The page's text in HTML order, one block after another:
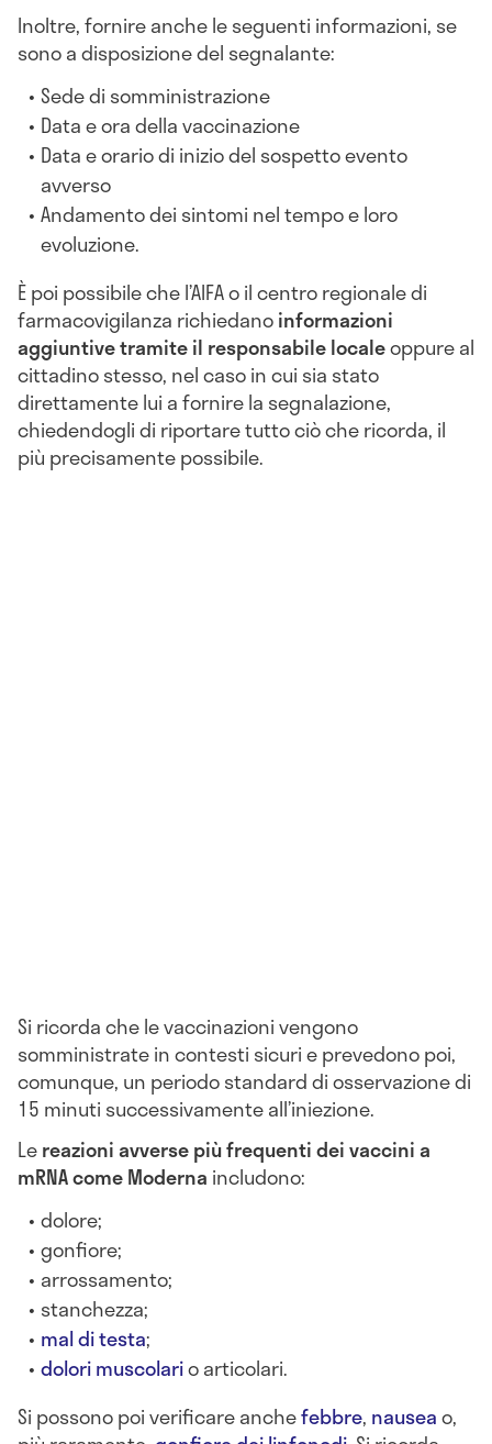
Inoltre, fornire anche le seguenti informazioni, se
sono a disposizione del segnalante:
Sede di somministrazione
Data e ora della vaccinazione
Data e orario di inizio del sospetto evento
avverso
Andamento dei sintomi nel tempo e loro
evoluzione.
È poi possibile che l’AIFA o il centro regionale di
farmacovigilanza richiedanoinformazioni
aggiuntive tramite il responsabile localeoppure al
cittadino stesso, nel caso in cui sia stato
direttamente lui a fornire la segnalazione,
chiedendogli di riportare tutto ciò che ricorda, il
più precisamente possibile.
Si ricorda che le vaccinazioni vengono
somministrate in contesti sicuri e prevedono poi,
comunque, un periodo standard di osservazione di
15 minuti successivamente all’iniezione.
Lereazioni avverse più frequenti dei vaccini a
mRNA come Moderna includono:
dolore;
gonfiore;
arrossamento;
stanchezza;
mal di testa;
dolori muscolario articolari.
Si possono poi verificare anchefebbre, nauseao,